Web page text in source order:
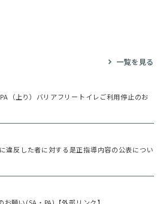
一覧を見る
（上り）バリアフリートイレご利用停止のお
違反した者に対する是正指導内容の公表につい
お願い(SA・PA)【外部リンク】